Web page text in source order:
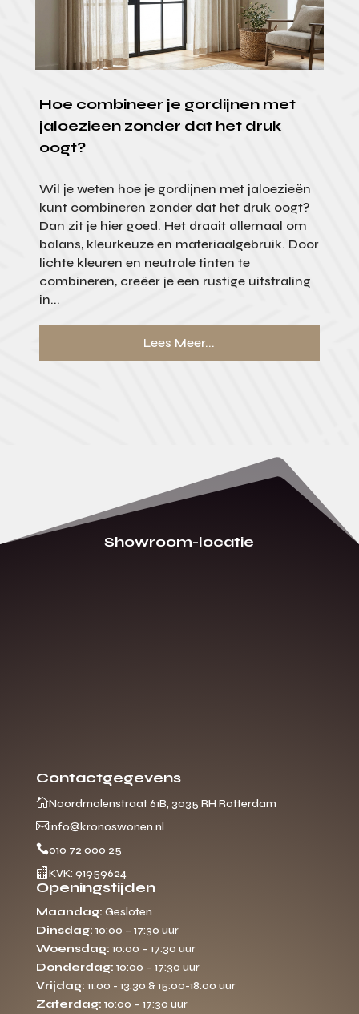
Hoe combineer je gordijnen met
jaloezieen zonder dat het druk
oogt?
Wil je weten hoe je gordijnen met jaloezieën
kunt combineren zonder dat het druk oogt?
Dan zit je hier goed. Het draait allemaal om
balans, kleurkeuze en materiaalgebruik. Door
lichte kleuren en neutrale tinten te
combineren, creëer je een rustige uitstraling
in...
Lees Meer...
Showroom-locatie
Contactgegevens
Noordmolenstraat 61B, 3035 RH Rotterdam
info@kronoswonen.nl
010 72 000 25
 KVK: 91959624
Openingstijden
Maandag: Gesloten
Dinsdag: 10:00 – 17:30 uur
Woensdag: 10:00 – 17:30 uur
Donderdag: 10:00 – 17:30 uur
Vrijdag: 11:00 - 13:30 & 15:00-18:00 uur
Zaterdag: 10:00 – 17:30 uur